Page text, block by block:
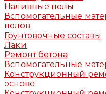
Наливные полы
Вспомогательные
полов
Грунтовочные составы
Лаки
Ремонт бетона
Вспомогательные
Конструкционный
основе